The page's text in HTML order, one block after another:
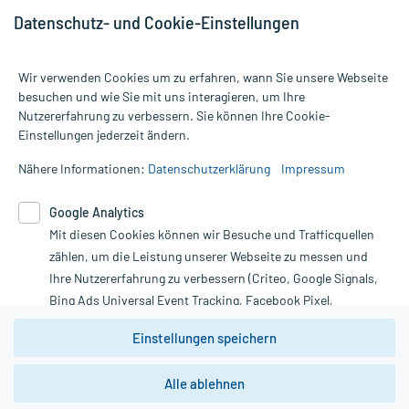
Alle Preise gelten inkl. MwSt., ggf. zzgl. Versandkosten
Informationen auf dieser Website werden ausschließlich für
die Untersuchung und Behandlung durch einen Arzt. Bitte
Therapien eingeleitet werden können. | Diese Webseite benutzt
Google Analytics. Lesen Sie bitte dazu die wichtigen Hinweise in
unserer Datenschutzerklärung. Für den Widerruf einer Bestellung
nutzen Sie das Formular:
Vertrag widerrufen
*Hinweise zu unseren Aktionen und Bewertungen
Datenschutz- und Cookie-Einstellungen
Wir verwenden Cookies um zu erfahren, wann Sie unsere Webseite
besuchen und wie Sie mit uns interagieren, um Ihre
Nutzererfahrung zu verbessern. Sie können Ihre Cookie-
Einstellungen jederzeit ändern.
Nähere Informationen: Datenschutzerklärung Impressum
Google Analytics
Mit diesen Cookies können wir Besuche und Trafficquellen
zählen, um die Leistung unserer Webseite zu messen und
Ihre Nutzererfahrung zu verbessern (Criteo, Google Signals,
Bing Ads Universal Event Tracking, Facebook Pixel,
Youtube-Social Plugin).
Wir weisen darauf hin, dass die
zwingend den Europäischen Anforderungen gem. EU-
DSGVO genügen und ein Datentransfer in Drittstaaten bzw.
Einstellungen speichern
Alle ablehnen